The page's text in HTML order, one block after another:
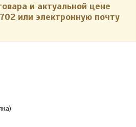
и актуальной цене
или электронную почту